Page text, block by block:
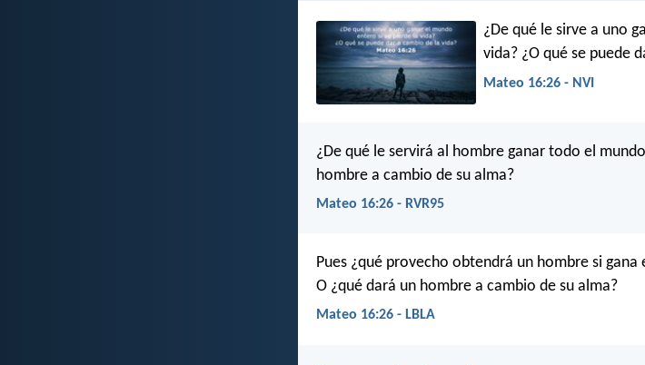
¿De qué le sirve a uno
vida? ¿O qué se puede
Mateo 16:26 - NVI
¿De qué le servirá al hombre ganar todo el
hombre a cambio de su alma?
Mateo 16:26 - RVR95
Pues ¿qué provecho obtendrá un hombre si
O ¿qué dará un hombre a cambio de su alma?
Mateo 16:26 - LBLA